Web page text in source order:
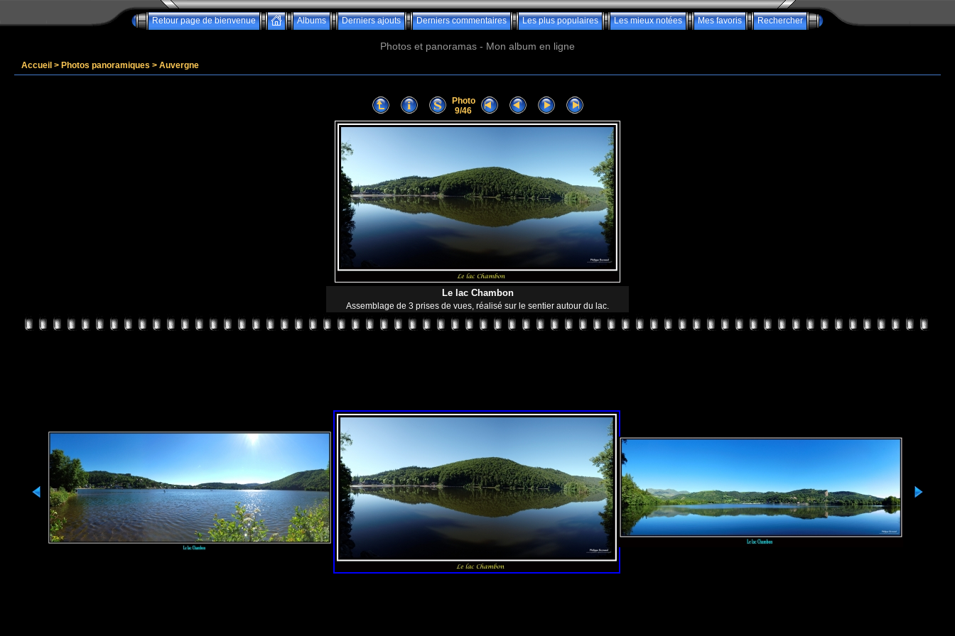
Retour page de bienvenue Albums Derniers ajouts Derniers commentaires Les plus populaires Les mieux notées Mes favoris Rechercher
Photos et panoramas - Mon album en ligne
Accueil > Photos panoramiques > Auvergne
Photo
9/46
Le lac Chambon
Assemblage de 3 prises de vues, réalisé sur le sentier autour du lac.